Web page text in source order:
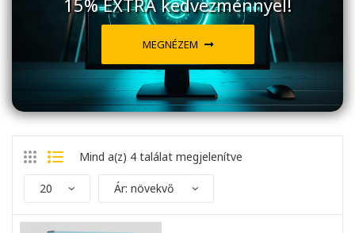
15% EXTRA kedvezménnyel!
MEGNÉZEM
Mind a(z) 4 találat megjelenítve